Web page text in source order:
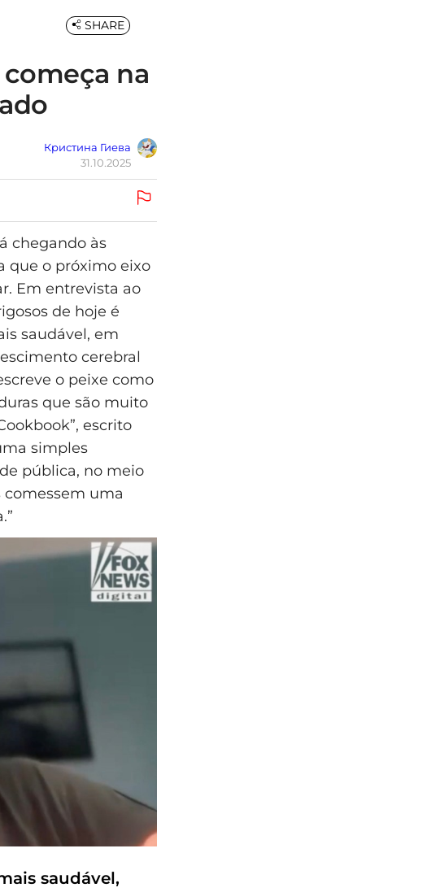
na
Кристина Гиева
31.10.2025
SHARE
chegando às
que o próximo eixo
Em entrevista ao
de hoje é
saudável, em
cerebral
o peixe como
que são muito
escrito
simples
pública, no meio
comessem uma
saudável,